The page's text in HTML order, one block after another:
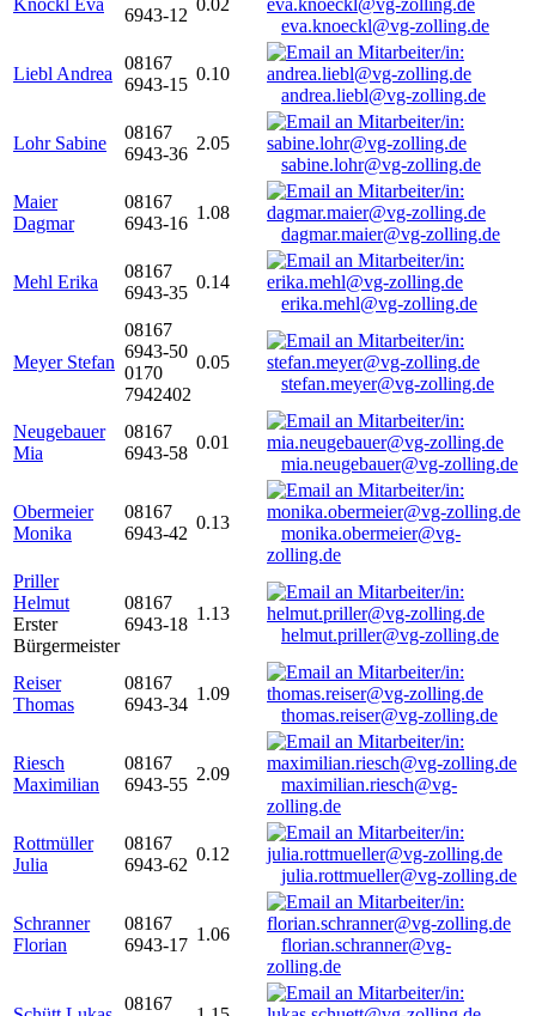
Knöckl Eva
6943-12
0.02
eva.knoeckl@vg-zolling.de
Liebl Andrea
08167
6943-15
0.10
andrea.liebl@vg-zolling.de
Lohr Sabine
08167
6943-36
2.05
sabine.lohr@vg-zolling.de
Maier
Dagmar
08167
6943-16
1.08
dagmar.maier@vg-zolling.de
Mehl Erika
08167
6943-35
0.14
erika.mehl@vg-zolling.de
Meyer Stefan
08167
6943-50
0170
7942402
0.05
stefan.meyer@vg-zolling.de
Neugebauer
Mia
08167
6943-58
0.01
mia.neugebauer@vg-zolling.de
Obermeier
Monika
08167
6943-42
0.13
monika.obermeier@vg-
zolling.de
Priller
Helmut
Erster
Bürgermeister
08167
6943-18
1.13
helmut.priller@vg-zolling.de
Reiser
Thomas
08167
6943-34
1.09
thomas.reiser@vg-zolling.de
Riesch
Maximilian
08167
6943-55
2.09
maximilian.riesch@vg-
zolling.de
Rottmüller
Julia
08167
6943-62
0.12
julia.rottmueller@vg-zolling.de
Schranner
Florian
08167
6943-17
1.06
florian.schranner@vg-
zolling.de
08167